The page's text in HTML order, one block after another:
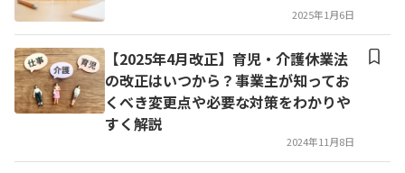
2025年1月6日
【2025年4月改正】育児・介護休業法
の改正はいつから？事業主が知ってお
くべき変更点や必要な対策をわかりや
すく解説
2024年11月8日